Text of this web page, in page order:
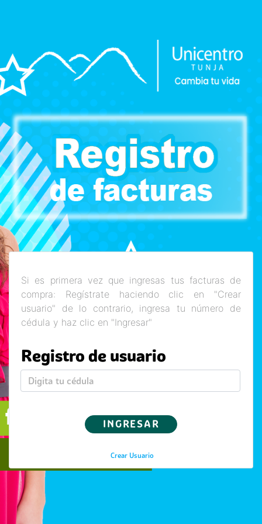
Si es primera vez que ingresas tus facturas de
compra: Regístrate haciendo clic en "Crear
usuario" de lo contrario, ingresa tu número de
cédula y haz clic en "Ingresar"
Registro de usuario
Crear Usuario